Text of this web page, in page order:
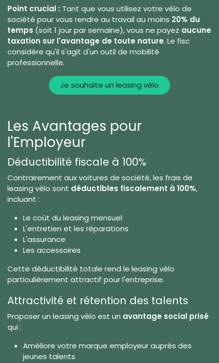
Point crucial : Tant que vous utilisez votre vélo de
société pour vous rendre au travail au moins 20% du
temps (soit 1 jour par semaine), vous ne payez aucune
taxation sur l'avantage de toute nature. Le fisc
considère qu'il s'agit d'un outil de mobilité
professionnelle.
Je souhaite un leasing vélo
Les Avantages pour
l'Employeur
Déductibilité fiscale à 100%
Contrairement aux voitures de société, les frais de
leasing vélo sont déductibles fiscalement à 100%,
incluant :
Le coût du leasing mensuel
L'entretien et les réparations
L'assurance
Les accessoires
Cette déductibilité totale rend le leasing vélo
particulièrement attractif pour l'entreprise.
Attractivité et rétention des talents
Proposer un leasing vélo est un avantage social prisé
qui :
Améliore votre marque employeur auprès des
jeunes talents